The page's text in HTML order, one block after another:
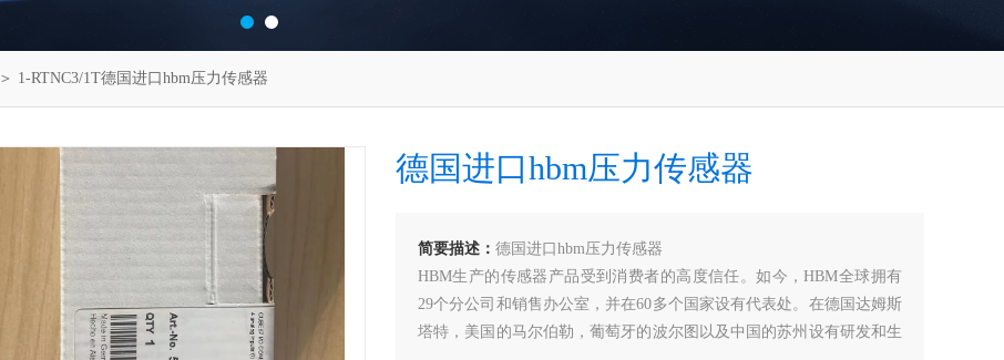
＞ 1-RTNC3/1T德国进口hbm压力传感器
德国进口hbm压力传感器
简要描述： 德国进口hbm压力传感器
HBM生产的传感器产品受到消费者的高度信任。如今，HBM全球拥有
29个分公司和销售办公室，并在60多个国家设有代表处。在德国达姆斯
塔特，美国的马尔伯勒，葡萄牙的波尔图以及中国的苏州设有研发和生